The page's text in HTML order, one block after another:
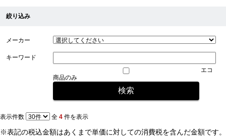
絞り込み
メーカー
キーワード
エコ
商品のみ
表示件数 全 4 件を表示
※表記の税込金額はあくまで単価に対しての消費税を含んだ金額です。